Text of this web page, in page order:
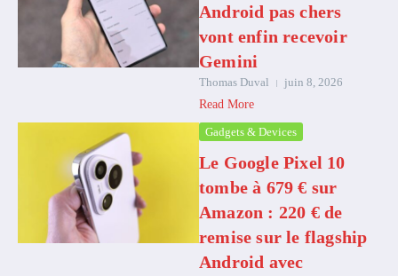
Android pas chers
vont enfin recevoir
Gemini
Thomas Duval
juin 8, 2026
Read More
Gadgets & Devices
Le Google Pixel 10
tombe à 679 € sur
Amazon : 220 € de
remise sur le flagship
Android avec